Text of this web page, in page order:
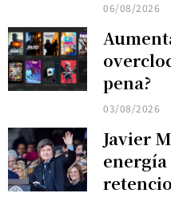
06/08/2026
pena?
03/08/2026
Javier